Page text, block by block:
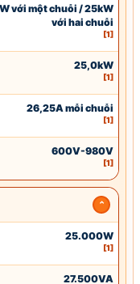
với một chuỗi / 25kW
với hai chuỗi
[1]
25,0kW
[1]
26,25A mỗi chuỗi
[1]
600V-980V
[1]
25.000W
[1]
27.500VA